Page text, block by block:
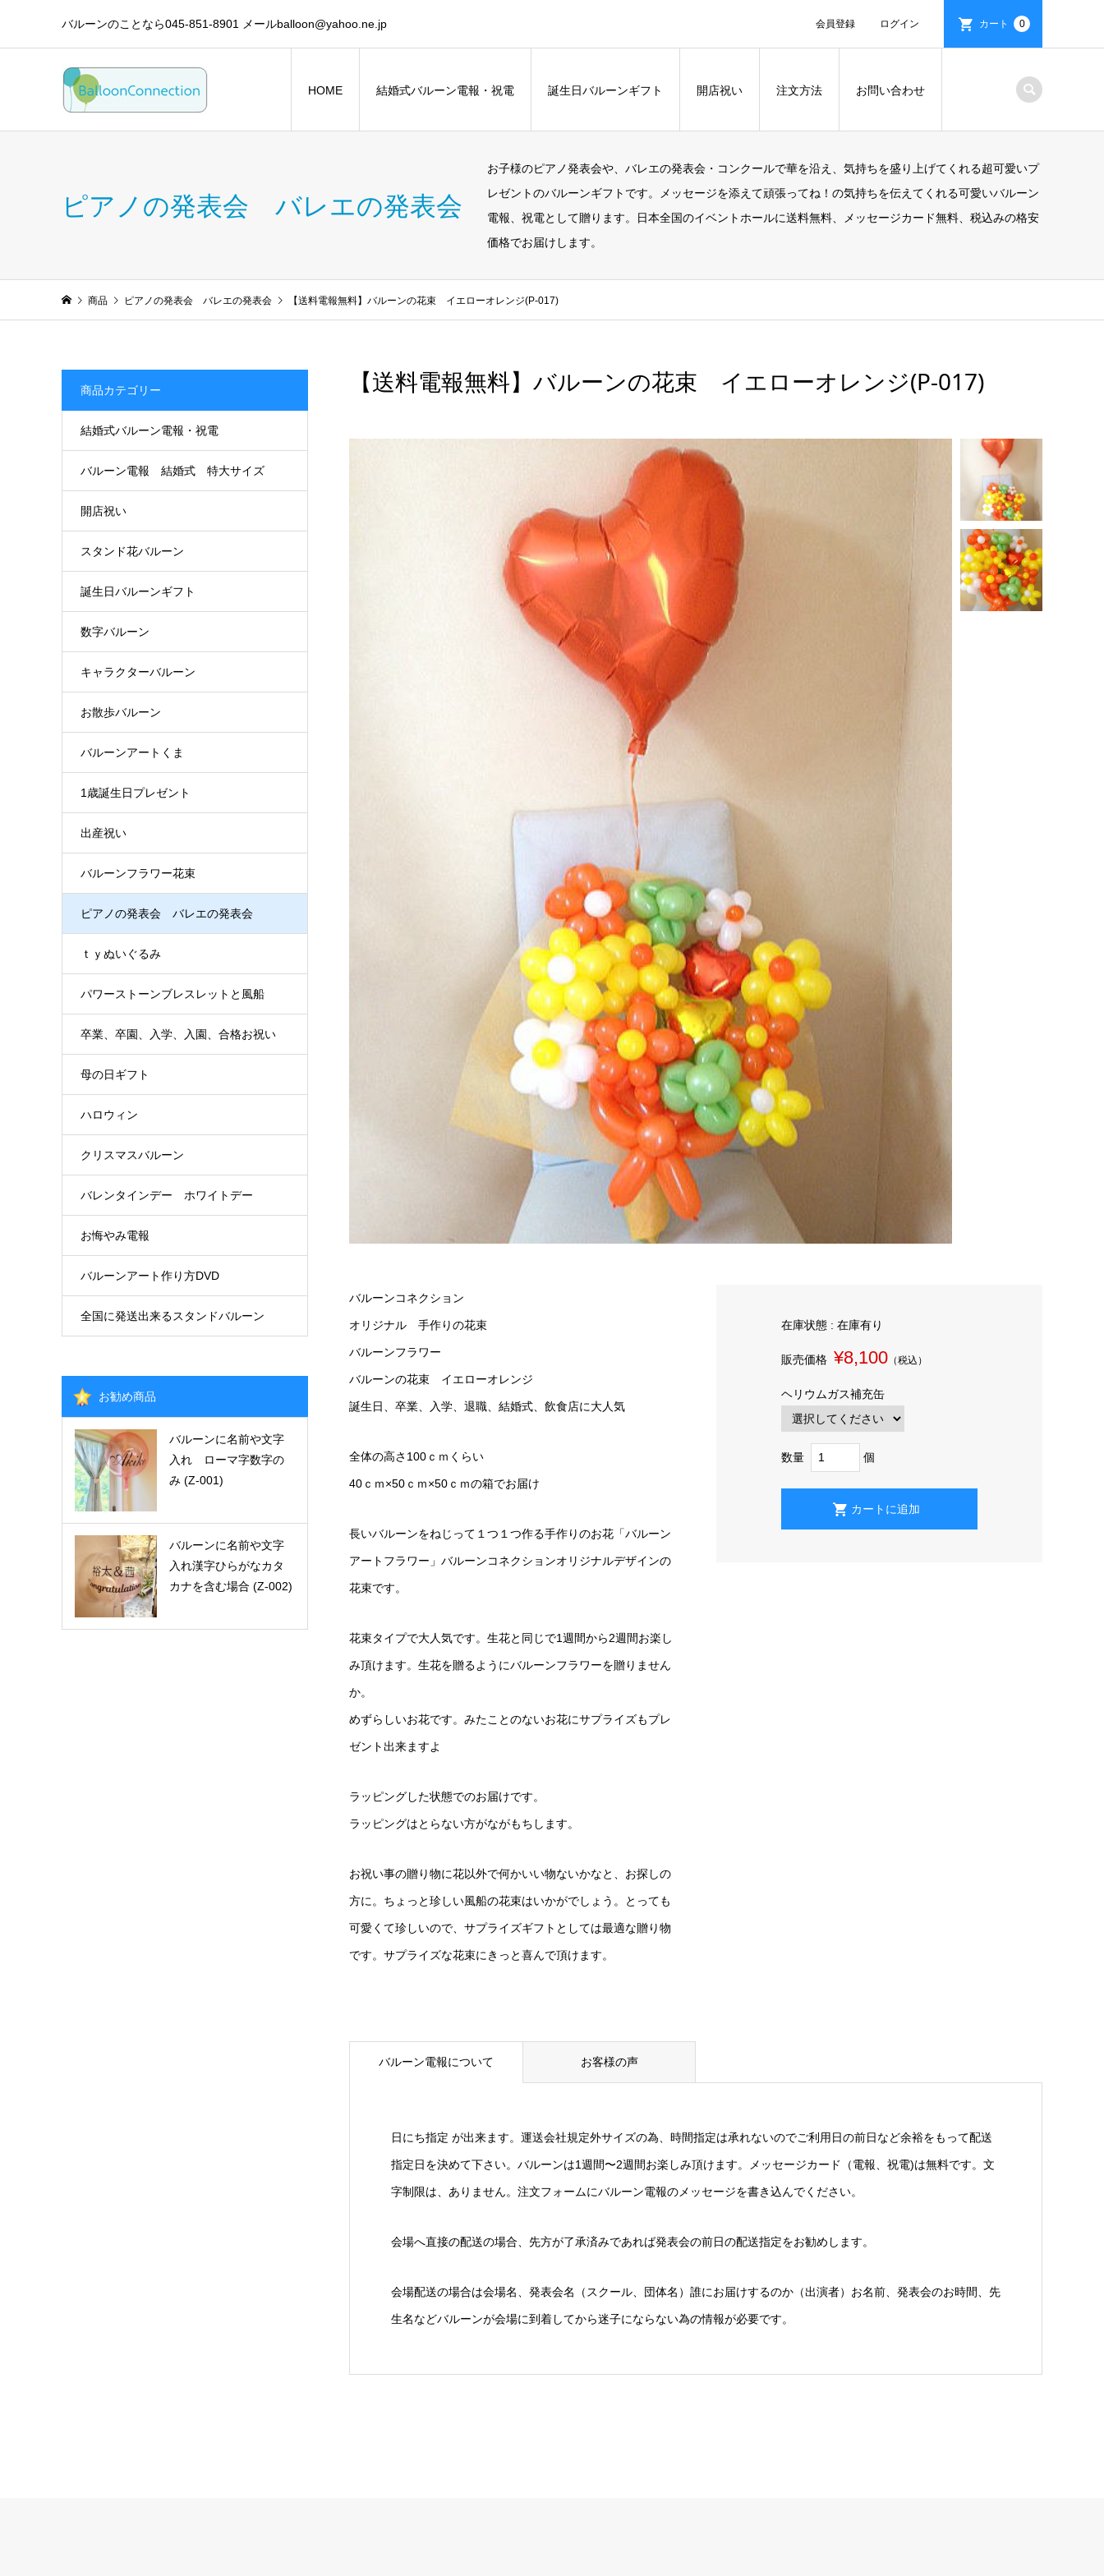
バルーンのことなら045-851-8901 メールballoon@yahoo.ne.jp 会員登録 ログイン カート 0
HOME 結婚式バルーン電報・祝電 誕生日バルーンギフト 開店祝い 注文方法 お問い合わせ
ピアノの発表会 バレエの発表会
お子様のピアノ発表会や、バレエの発表会・コンクールで華を沿え、気持ちを盛り上げてくれる超可愛いプ
レゼントのバルーンギフトです。メッセージを添えて頑張ってね！の気持ちを伝えてくれる可愛いバルーン
電報、祝電として贈ります。日本全国のイベントホールに送料無料、メッセージカード無料、税込みの格安
価格でお届けします。
商品 ピアノの発表会 バレエの発表会 【送料電報無料】バルーンの花束 イエローオレンジ(P-017)
【送料電報無料】バルーンの花束 イエローオレンジ(P-017)
バルーンコネクション
オリジナル 手作りの花束
バルーンフラワー
バルーンの花束 イエローオレンジ
誕生日、卒業、入学、退職、結婚式、飲食店に大人気
全体の高さ100ｃｍくらい
40ｃｍ×50ｃｍ×50ｃｍの箱でお届け
長いバルーンをねじって１つ１つ作る手作りのお花「バルーン
アートフラワー」バルーンコネクションオリジナルデザインの
花束です。
花束タイプで大人気です。生花と同じで1週間から2週間お楽し
み頂けます。生花を贈るようにバルーンフラワーを贈りません
か。
めずらしいお花です。みたことのないお花にサプライズもプレ
ゼント出来ますよ
ラッピングした状態でのお届けです。
ラッピングはとらない方がながもちします。
お祝い事の贈り物に花以外で何かいい物ないかなと、お探しの
方に。ちょっと珍しい風船の花束はいかがでしょう。とっても
可愛くて珍しいので、サプライズギフトとしては最適な贈り物
です。サプライズな花束にきっと喜んで頂けます。
在庫状態 : 在庫有り
販売価格 ¥8,100 （税込）
ヘリウムガス補充缶
数量 個
バルーン電報について お客様の声
日にち指定 が出来ます。運送会社規定外サイズの為、時間指定は承れないのでご利用日の前日など余裕をもって配送
指定日を決めて下さい。バルーンは1週間〜2週間お楽しみ頂けます。メッセージカード（電報、祝電)は無料です。文
字制限は、ありません。注文フォームにバルーン電報のメッセージを書き込んでください。
会場へ直接の配送の場合、先方が了承済みであれば発表会の前日の配送指定をお勧めします。
会場配送の場合は会場名、発表会名（スクール、団体名）誰にお届けするのか（出演者）お名前、発表会のお時間、先
生名などバルーンが会場に到着してから迷子にならない為の情報が必要です。
商品カテゴリー
結婚式バルーン電報・祝電
バルーン電報 結婚式 特大サイズ
開店祝い
スタンド花バルーン
誕生日バルーンギフト
数字バルーン
キャラクターバルーン
お散歩バルーン
バルーンアートくま
1歳誕生日プレゼント
出産祝い
バルーンフラワー花束
ピアノの発表会 バレエの発表会
ｔｙぬいぐるみ
パワーストーンブレスレットと風船
卒業、卒園、入学、入園、合格お祝い
母の日ギフト
ハロウィン
クリスマスバルーン
バレンタインデー ホワイトデー
お悔やみ電報
バルーンアート作り方DVD
全国に発送出来るスタンドバルーン
お勧め商品
バルーンに名前や文字
入れ ローマ字数字の
み (Z-001)
バルーンに名前や文字
入れ漢字ひらがなカタ
カナを含む場合 (Z-002)